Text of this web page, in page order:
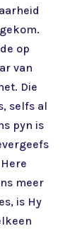
op
van
Die
selfs al
pyn is
meer
is Hy